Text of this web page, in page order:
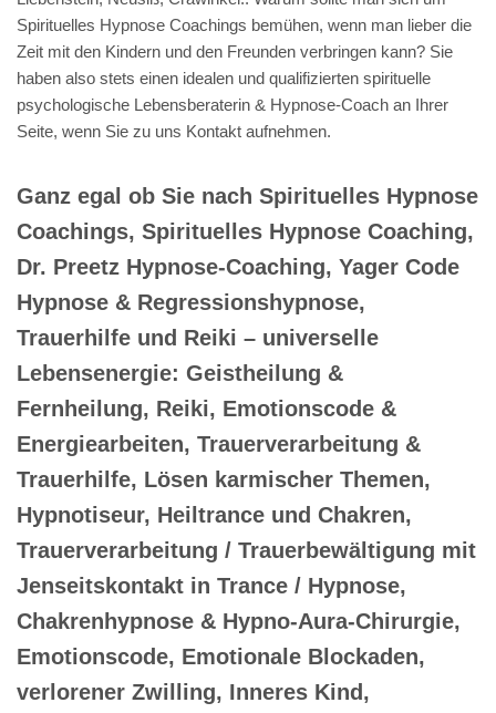
Spirituelles Hypnose Coachings bemühen, wenn man lieber die
Zeit mit den Kindern und den Freunden verbringen kann? Sie
haben also stets einen idealen und qualifizierten spirituelle
psychologische Lebensberaterin & Hypnose-Coach an Ihrer
Seite, wenn Sie zu uns Kontakt aufnehmen.
Ganz egal ob Sie nach Spirituelles Hypnose
Coachings, Spirituelles Hypnose Coaching,
Dr. Preetz Hypnose-Coaching, Yager Code
Hypnose & Regressionshypnose,
Trauerhilfe und Reiki – universelle
Lebensenergie: Geistheilung &
Fernheilung, Reiki, Emotionscode &
Energiearbeiten, Trauerverarbeitung &
Trauerhilfe, Lösen karmischer Themen,
Hypnotiseur, Heiltrance und Chakren,
Trauerverarbeitung / Trauerbewältigung mit
Jenseitskontakt in Trance / Hypnose,
Chakrenhypnose & Hypno-Aura-Chirurgie,
Emotionscode, Emotionale Blockaden,
verlorener Zwilling, Inneres Kind,